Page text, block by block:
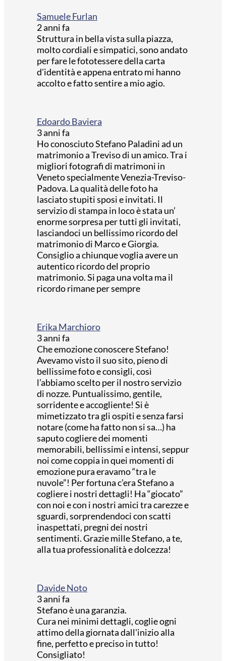
Samuele Furlan
2 anni fa
Struttura in bella vista sulla piazza,
molto cordiali e simpatici, sono andato
per fare le fototessere della carta
d'identità e appena entrato mi hanno
accolto e fatto sentire a mio agio.
Edoardo Baviera
3 anni fa
Ho conosciuto Stefano Paladini ad un
matrimonio a Treviso di un amico. Tra i
migliori fotografi di matrimoni in
Veneto specialmente Venezia-Treviso-
Padova. La qualità delle foto ha
lasciato stupiti sposi e invitati. Il
servizio di stampa in loco è stata un’
enorme sorpresa per tutti gli invitati,
lasciandoci un bellissimo ricordo del
matrimonio di Marco e Giorgia.
Consiglio a chiunque voglia avere un
autentico ricordo del proprio
matrimonio. Si paga una volta ma il
ricordo rimane per sempre
Erika Marchioro
3 anni fa
Che emozione conoscere Stefano!
Avevamo visto il suo sito, pieno di
bellissime foto e consigli, così
l’abbiamo scelto per il nostro servizio
di nozze. Puntualissimo, gentile,
sorridente e accogliente! Si è
mimetizzato tra gli ospiti e senza farsi
notare (come ha fatto non si sa…) ha
saputo cogliere dei momenti
memorabili, bellissimi e intensi, seppur
noi come coppia in quei momenti di
emozione pura eravamo “tra le
nuvole”! Per fortuna c’era Stefano a
cogliere i nostri dettagli! Ha “giocato”
con noi e con i nostri amici tra carezze e
sguardi, sorprendendoci con scatti
inaspettati, pregni dei nostri
sentimenti. Grazie mille Stefano, a te,
alla tua professionalità e dolcezza!
Davide Noto
3 anni fa
Stefano è una garanzia.
Cura nei minimi dettagli, coglie ogni
attimo della giornata dall'inizio alla
fine, perfetto e preciso in tutto!
Consigliato!